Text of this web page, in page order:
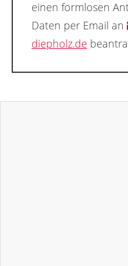
einen formlosen
Daten per Email an
diepholz.de